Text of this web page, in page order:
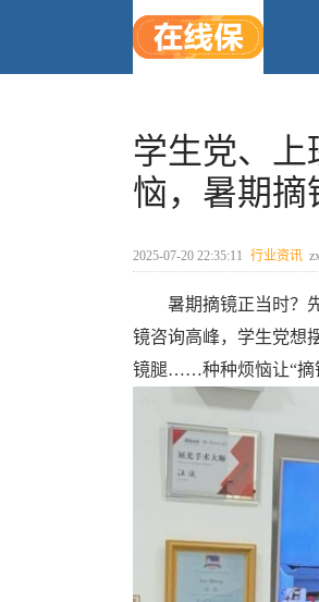
学生党、
恼，暑期摘
2025-07-20 22:35:11 行业资讯
暑期摘镜正当时？
镜咨询高峰，学生党想
镜腿……种种烦恼让“摘